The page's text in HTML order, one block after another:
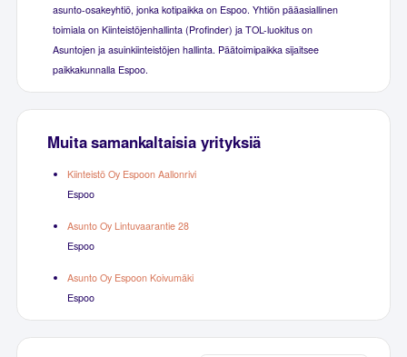
asunto-osakeyhtiö, jonka kotipaikka on Espoo. Yhtiön pääasiallinen
toimiala on Kiinteistöjenhallinta (Profinder) ja TOL-luokitus on
Asuntojen ja asuinkiinteistöjen hallinta. Päätoimipaikka sijaitsee
paikkakunnalla Espoo.
Muita samankaltaisia yrityksiä
Kiinteistö Oy Espoon Aallonrivi
Espoo
Asunto Oy Lintuvaarantie 28
Espoo
Asunto Oy Espoon Koivumäki
Espoo